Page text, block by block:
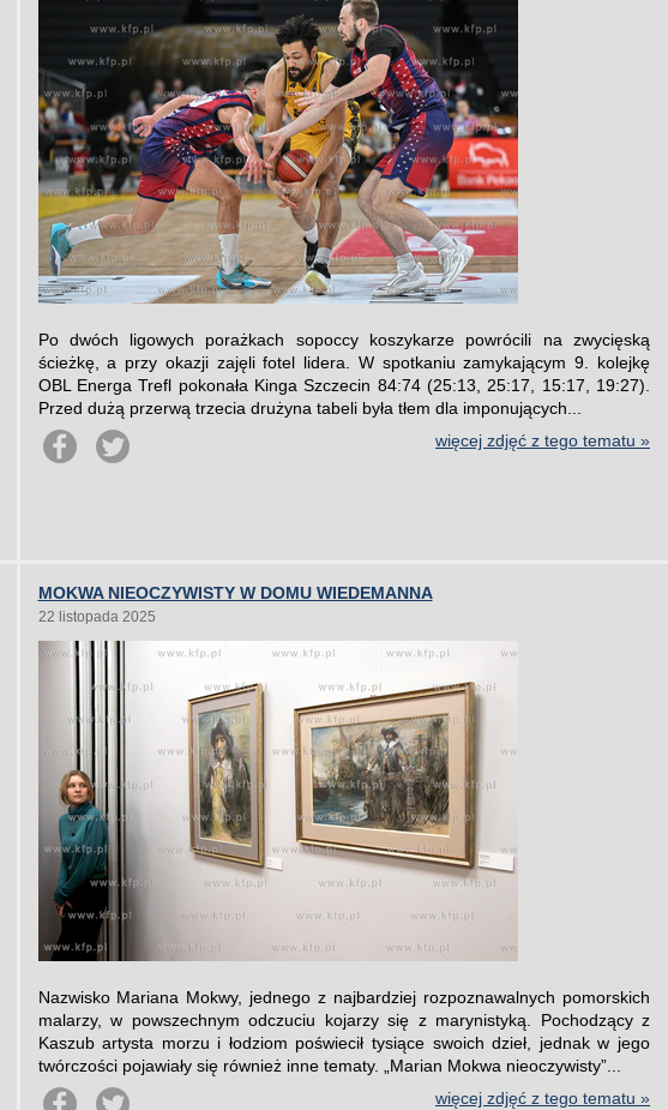
Po dwóch ligowych porażkach sopoccy koszykarze powrócili na zwycięską
ścieżkę, a przy okazji zajęli fotel lidera. W spotkaniu zamykającym 9. kolejkę
OBL Energa Trefl pokonała Kinga Szczecin 84:74 (25:13, 25:17, 15:17, 19:27).
Przed dużą przerwą trzecia drużyna tabeli była tłem dla imponujących...
więcej zdjęć z tego tematu »
MOKWA NIEOCZYWISTY W DOMU WIEDEMANNA
22 listopada 2025
Nazwisko Mariana Mokwy, jednego z najbardziej rozpoznawalnych pomorskich
malarzy, w powszechnym odczuciu kojarzy się z marynistyką. Pochodzący z
Kaszub artysta morzu i łodziom poświecił tysiące swoich dzieł, jednak w jego
twórczości pojawiały się również inne tematy. „Marian Mokwa nieoczywisty”...
więcej zdjęć z tego tematu »